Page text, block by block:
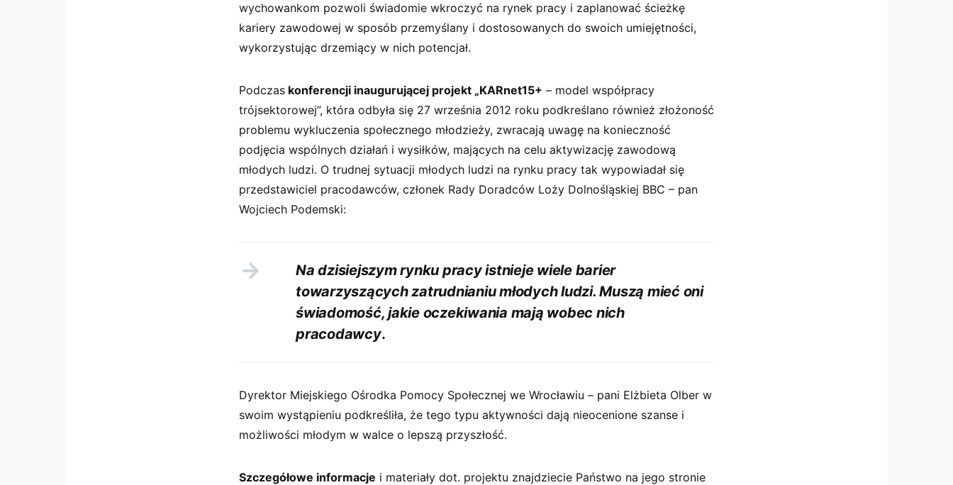
wychowankom pozwoli świadomie wkroczyć na rynek pracy i zaplanować ścieżkę
kariery zawodowej w sposób przemyślany i dostosowanych do swoich umiejętności,
wykorzystując drzemiący w nich potencjał.
Podczas konferencji inaugurującej projekt „KARnet15+ – model współpracy
trójsektorowej”, która odbyła się 27 września 2012 roku podkreślano również złożoność
problemu wykluczenia społecznego młodzieży, zwracają uwagę na konieczność
podjęcia wspólnych działań i wysiłków, mających na celu aktywizację zawodową
młodych ludzi. O trudnej sytuacji młodych ludzi na rynku pracy tak wypowiadał się
przedstawiciel pracodawców, członek Rady Doradców Loży Dolnośląskiej BBC – pan
Wojciech Podemski:
Na dzisiejszym rynku pracy istnieje wiele barier
towarzyszących zatrudnianiu młodych ludzi. Muszą mieć oni
świadomość, jakie oczekiwania mają wobec nich
pracodawcy.
Dyrektor Miejskiego Ośrodka Pomocy Społecznej we Wrocławiu – pani Elżbieta Olber w
swoim wystąpieniu podkreśliła, że tego typu aktywności dają nieocenione szanse i
możliwości młodym w walce o lepszą przyszłość.
Szczegółowe informacje i materiały dot. projektu znajdziecie Państwo na jego stronie